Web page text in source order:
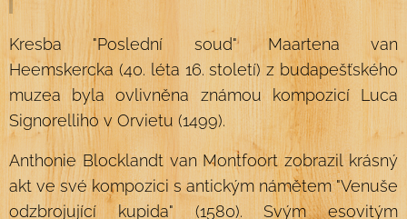
Kresba "Poslední soud" Maartena van
Heemskercka (40. léta 16. století) z budapešťského
muzea byla ovlivněna známou kompozicí Luca
Signorelliho v Orvietu (1499).
Anthonie Blocklandt van Montfoort zobrazil krásný
akt ve své kompozici s antickým námětem "Venuše
odzbrojující kupida" (1580). Svým esovitým